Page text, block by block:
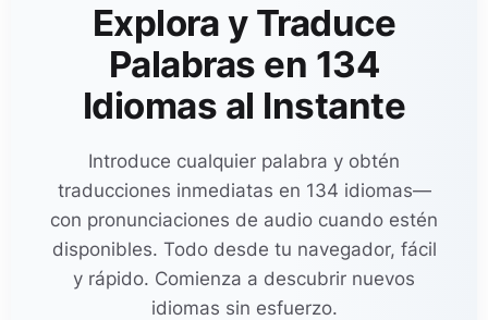
Explora y Traduce
Palabras en 134
Idiomas al Instante
Introduce cualquier palabra y obtén
traducciones inmediatas en 134 idiomas—
con pronunciaciones de audio cuando estén
disponibles. Todo desde tu navegador, fácil
y rápido. Comienza a descubrir nuevos
idiomas sin esfuerzo.